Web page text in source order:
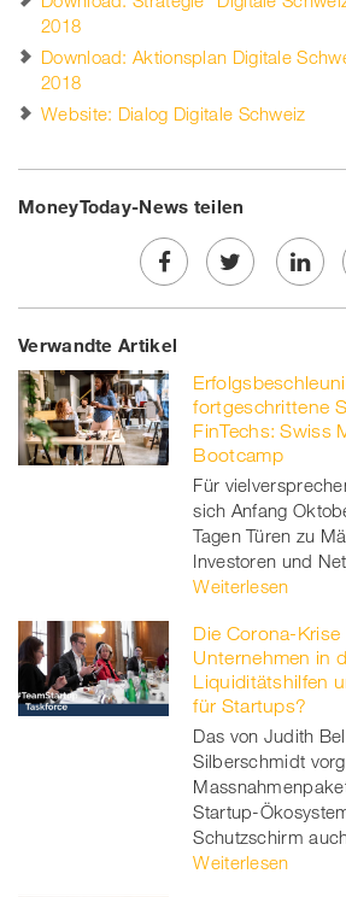
2018
Download: Aktionsplan Digitale
2018
Website: Dialog Digitale Schweiz
MoneyToday-News teilen
Share
on
Facebook
Twe
on
twitt
er
Share
Verwandte Artikel
fortgeschrittene
FinTechs: Swiss
Bootcamp
Für
sich Anfang
Tagen Türen zu
Investoren und
Weiterlesen
Die Corona-
Unternehmen in
Liquiditätshilfen
für Startups?
Das von Judith
Silberschmidt
Startup-
Schutzschirm
Weiterlesen